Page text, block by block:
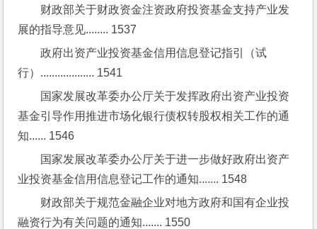
财政部关于财政资金注资政府投资基金支持产业发
展的指导意见........ 1537
政府出资产业投资基金信用信息登记指引（试
行）................... 1541
国家发展改革委办公厅关于发挥政府出资产业投资
基金引导作用推进市场化银行债权转股权相关工作的通
知...... 1546
国家发展改革委办公厅关于进一步做好政府出资产
业投资基金信用信息登记工作的通知....... 1548
财政部关于规范金融企业对地方政府和国有企业投
融资行为有关问题的通知....... 1550